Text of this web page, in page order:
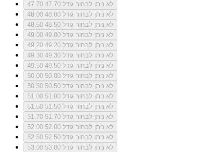
47.70
לא ניתן לבחור גודל 47.70
48.00
לא ניתן לבחור גודל 48.00
48.50
לא ניתן לבחור גודל 48.50
49.00
לא ניתן לבחור גודל 49.00
49.20
לא ניתן לבחור גודל 49.20
49.30
לא ניתן לבחור גודל 49.30
49.50
לא ניתן לבחור גודל 49.50
50.00
לא ניתן לבחור גודל 50.00
50.50
לא ניתן לבחור גודל 50.50
51.00
לא ניתן לבחור גודל 51.00
51.50
לא ניתן לבחור גודל 51.50
51.70
לא ניתן לבחור גודל 51.70
52.00
לא ניתן לבחור גודל 52.00
52.50
לא ניתן לבחור גודל 52.50
53.00
לא ניתן לבחור גודל 53.00